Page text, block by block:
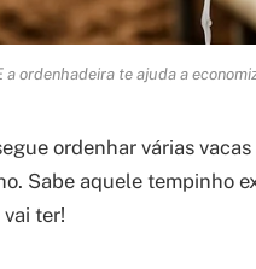
a ordenhadeira te ajuda a
ordenhar várias
Sabe aquele tempinho
ter!